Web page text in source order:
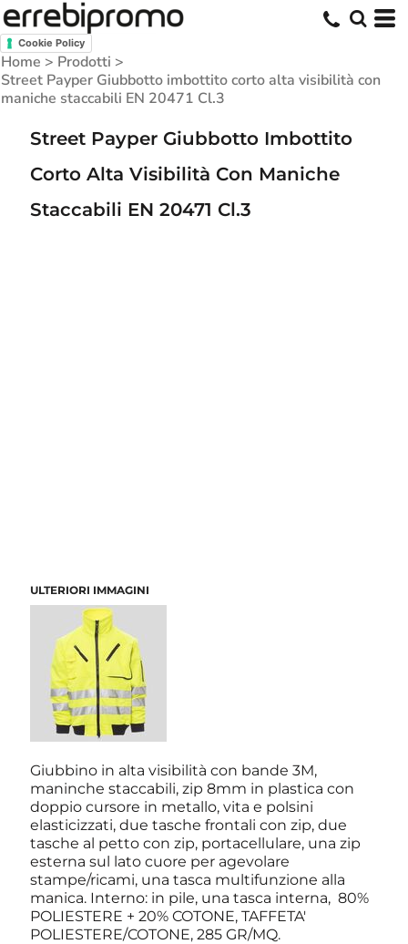
Cookie Policy
Home > Prodotti >
Street Payper Giubbotto imbottito corto alta visibilità con
maniche staccabili EN 20471 Cl.3
Street Payper Giubbotto Imbottito
Corto Alta Visibilità Con Maniche
Staccabili EN 20471 Cl.3
ULTERIORI IMMAGINI
Giubbino in alta visibilità con bande 3M,
maninche staccabili, zip 8mm in plastica con
doppio cursore in metallo, vita e polsini
elasticizzati, due tasche frontali con zip, due
tasche al petto con zip, portacellulare, una zip
esterna sul lato cuore per agevolare
stampe/ricami, una tasca multifunzione alla
manica. Interno: in pile, una tasca interna, 80%
POLIESTERE + 20% COTONE, TAFFETA'
POLIESTERE/COTONE, 285 GR/MQ.